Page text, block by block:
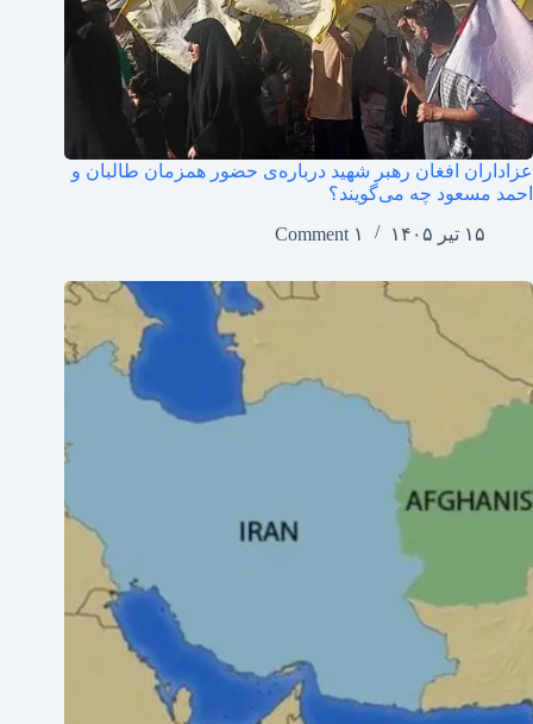
عزاداران افغان رهبر شهید درباره‌ی حضور همزمان طالبان و
احمد مسعود چه می‌گویند؟
۱۵ تیر ۱۴۰۵
۱ Comment